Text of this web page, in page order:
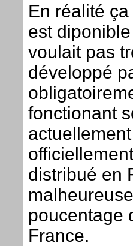
En réalité
est
voulait pas
développé
fonctionant
distribué en
poucentage
France.